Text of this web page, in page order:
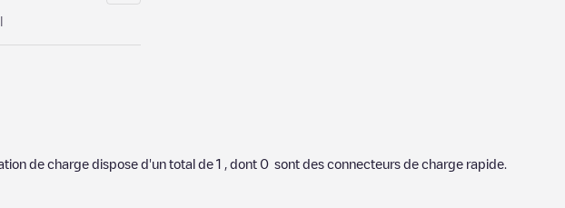
de charge dispose d'un total de 1 , dont 0 sont des connecteurs de charge rapide.